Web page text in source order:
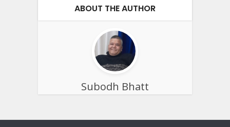
ABOUT THE AUTHOR
Subodh Bhatt